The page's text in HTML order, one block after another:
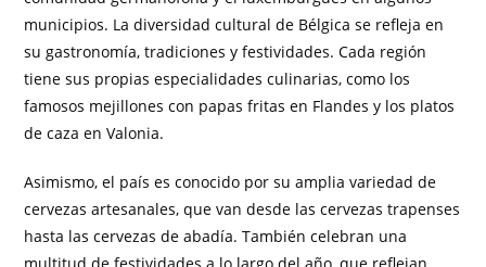
municipios. La diversidad cultural de Bélgica se refleja en
su gastronomía, tradiciones y festividades. Cada región
tiene sus propias especialidades culinarias, como los
famosos mejillones con papas fritas en Flandes y los platos
de caza en Valonia.
Asimismo, el país es conocido por su amplia variedad de
cervezas artesanales, que van desde las cervezas trapenses
hasta las cervezas de abadía. También celebran una